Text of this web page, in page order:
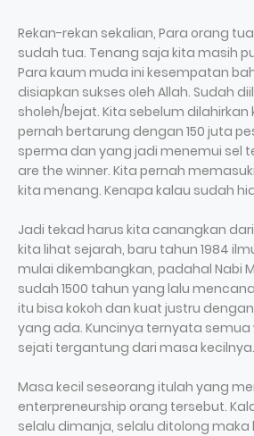
Rekan-rekan sekalian, Para orang
sudah tua. Tenang saja kita masih
Para kaum muda ini kesempatan
disiapkan sukses oleh Allah. Sudah
sholeh/bejat. Kita sebelum dilahirkan
pernah bertarung dengan 150 juta
sperma dan yang jadi menemui sel
are the winner. Kita pernah
kita menang. Kenapa kalau sudah
Jadi tekad harus kita canangkan
kita lihat sejarah, baru tahun 1984
mulai dikembangkan, padahal Nabi
sudah 1500 tahun yang lalu
itu bisa kokoh dan kuat justru
yang ada. Kuncinya ternyata
sejati tergantung dari masa kecilnya.
Masa kecil seseorang itulah yang
enterpreneurship orang tersebut.
selalu dimanja, selalu ditolong